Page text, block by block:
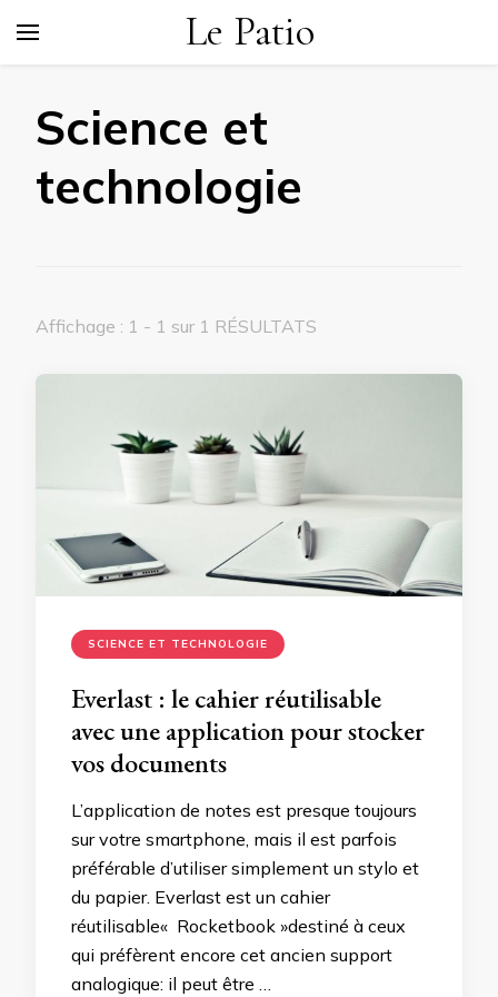
Le Patio
Science et
technologie
Affichage : 1 - 1 sur 1 RÉSULTATS
SCIENCE ET TECHNOLOGIE
Everlast : le cahier réutilisable
avec une application pour stocker
vos documents
L’application de notes est presque toujours
sur votre smartphone, mais il est parfois
préférable d’utiliser simplement un stylo et
du papier. Everlast est un cahier
réutilisable« Rocketbook »destiné à ceux
qui préfèrent encore cet ancien support
analogique: il peut être …